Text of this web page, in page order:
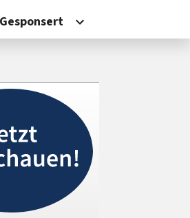
Gesponsert